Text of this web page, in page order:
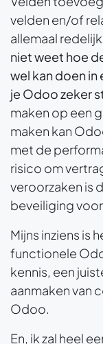
velden en/of
allemaal
niet weet hoe
wel kan doen in
je Odoo zeker
maken op een
maken kan
met de
risico om
veroorzaken is
beveiliging voor.
Mijns inziens is
functionele
kennis, een
aanmaken van
Odoo.
En, ik zal heel